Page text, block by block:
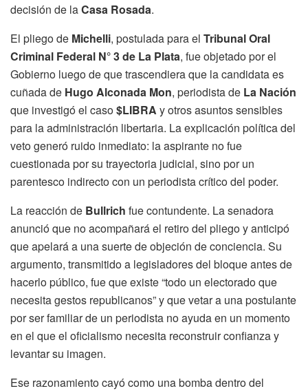
decisión de laCasa Rosada.
El pliego de Michelli, postulada para el Tribunal Oral
Criminal Federal N° 3 de La Plata, fue objetado por el
Gobierno luego de que trascendiera que la candidata es
cuñada de Hugo Alconada Mon, periodista de La Nación
que investigó el caso$LIBRA y otros asuntos sensibles
para la administración libertaria. La explicación política del
veto generó ruido inmediato: la aspirante no fue
cuestionada por su trayectoria judicial, sino por un
parentesco indirecto con un periodista crítico del poder.
La reacción de Bullrich fue contundente. La senadora
anunció que no acompañará el retiro del pliego y anticipó
que apelará a una suerte de objeción de conciencia. Su
argumento, transmitido a legisladores del bloque antes de
hacerlo público, fue que existe “todo un electorado que
necesita gestos republicanos” y que vetar a una postulante
por ser familiar de un periodista no ayuda en un momento
en el que el oficialismo necesita reconstruir confianza y
levantar su imagen.
Ese razonamiento cayó como una bomba dentro del